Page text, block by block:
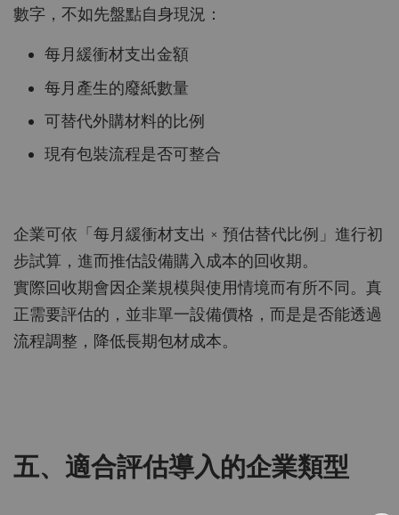
數字，不如先盤點自身現況：
每月緩衝材支出金額
每月產生的廢紙數量
可替代外購材料的比例
現有包裝流程是否可整合
企業可依「每月緩衝材支出 × 預估替代比例」進行初
步試算，進而推估設備購入成本的回收期。
實際回收期會因企業規模與使用情境而有所不同。真
正需要評估的，並非單一設備價格，而是是否能透過
流程調整，降低長期包材成本。
五、適合評估導入的企業類型